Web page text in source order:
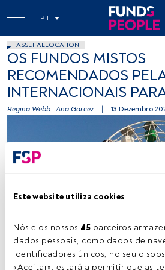
Este website utiliza cookies
Nós e os nossos 45 parceiros
dados pessoais, como dados de
identificadores únicos, no seu
«Aceitar», estará a permitir que as
PT
ASSET ALLOCATION
OS FUNDOS MISTOS
RECOMENDADOS
INTERNACIONAIS
Regina Webb Ana Garcez 13 Dezembro
Tempo de leitura:22 s.